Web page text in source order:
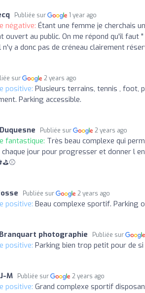
Publiée sur 1 year ago
négative: Étant une femme je cherchais
ouvert au public. On me répond qu'il
n'y a donc pas de créneau clairement
sur 2 years ago
positive: Plusieurs terrains, tennis , foot,
Parking accessible.
Publiée sur 2 years ago
fantastique: Très beau complexe qui
jour pour progresser et donner l
Publiée sur 2 years ago
positive: Beau complexe sportif. Parking
photographie Publiée sur
positive: Parking bien trop petit pour de
M Publiée sur 2 years ago
positive: Grand complexe sportif